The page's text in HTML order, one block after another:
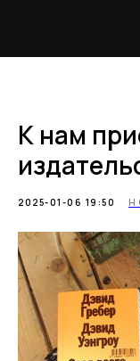
К нам
2025-01-06 19:50